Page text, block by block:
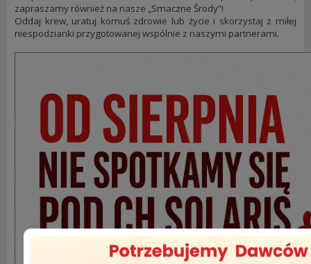
zapraszamy również na nasze „Smaczne Środy”!
Oddaj krew, uratuj komuś zdrowie lub życie i skorzystaj z miłej
niespodzianki przygotowanej wspólnie z naszymi partnerami.